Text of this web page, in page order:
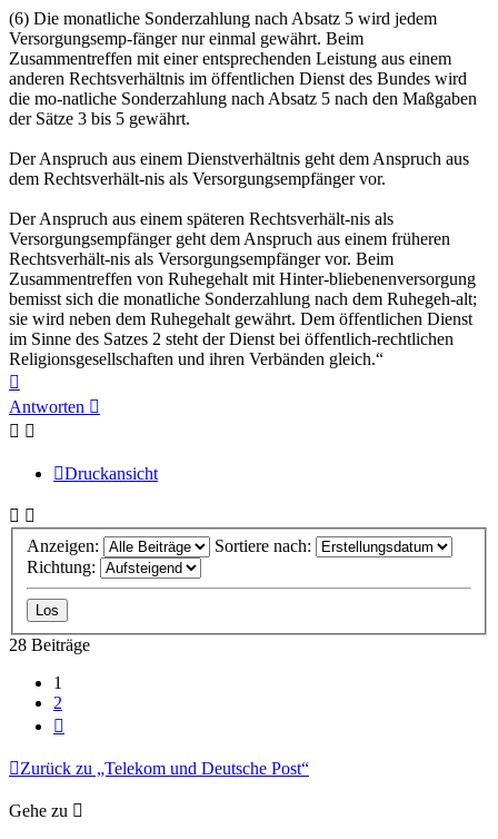
(6) Die monatliche Sonderzahlung nach Absatz 5 wird jedem
Versorgungsemp-fänger nur einmal gewährt. Beim
Zusammentreffen mit einer entsprechenden Leistung aus einem
anderen Rechtsverhältnis im öffentlichen Dienst des Bundes wird
die mo-natliche Sonderzahlung nach Absatz 5 nach den Maßgaben
der Sätze 3 bis 5 gewährt.
Der Anspruch aus einem Dienstverhältnis geht dem Anspruch aus
dem Rechtsverhält-nis als Versorgungsempfänger vor.
Der Anspruch aus einem späteren Rechtsverhält-nis als
Versorgungsempfänger geht dem Anspruch aus einem früheren
Rechtsverhält-nis als Versorgungsempfänger vor. Beim
Zusammentreffen von Ruhegehalt mit Hinter-bliebenenversorgung
bemisst sich die monatliche Sonderzahlung nach dem Ruhegeh-alt;
sie wird neben dem Ruhegehalt gewährt. Dem öffentlichen Dienst
im Sinne des Satzes 2 steht der Dienst bei öffentlich-rechtlichen
Religionsgesellschaften und ihren Verbänden gleich.“
oben
Antworten
Druckansicht
Anzeigen:
Sortiere nach:
Richtung:
28 Beiträge
1
2
Zurück zu „Telekom und Deutsche Post“
Gehe zu